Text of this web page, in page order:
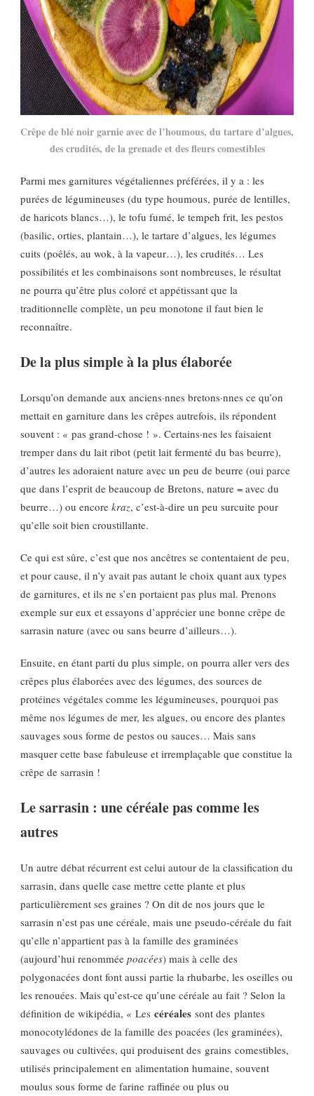
Crêpe de blé noir garnie avec de l’houmous, du tartare d’algues,
des crudités, de la grenade et des fleurs comestibles
Parmi mes garnitures végétaliennes préférées, il y a : les
purées de légumineuses (du type houmous, purée de lentilles,
de haricots blancs…), le tofu fumé, le tempeh frit, les pestos
(basilic, orties, plantain…), le tartare d’algues, les légumes
cuits (poêlés, au wok, à la vapeur…), les crudités… Les
possibilités et les combinaisons sont nombreuses, le résultat
ne pourra qu’être plus coloré et appétissant que la
traditionnelle complète, un peu monotone il faut bien le
reconnaître.
De la plus simple à la plus élaborée
Lorsqu’on demande aux anciens·nnes bretons·nnes ce qu’on
mettait en garniture dans les crêpes autrefois, ils répondent
souvent : « pas grand-chose ! ». Certains·nes les faisaient
tremper dans du lait ribot (petit lait fermenté du bas beurre),
d’autres les adoraient nature avec un peu de beurre (oui parce
que dans l’esprit de beaucoup de Bretons, nature = avec du
beurre…) ou encore kraz, c’est-à-dire un peu surcuite pour
qu’elle soit bien croustillante.
Ce qui est sûre, c’est que nos ancêtres se contentaient de peu,
et pour cause, il n’y avait pas autant le choix quant aux types
de garnitures, et ils ne s’en portaient pas plus mal. Prenons
exemple sur eux et essayons d’apprécier une bonne crêpe de
sarrasin nature (avec ou sans beurre d’ailleurs…).
Ensuite, en étant parti du plus simple, on pourra aller vers des
crêpes plus élaborées avec des légumes, des sources de
protéines végétales comme les légumineuses, pourquoi pas
même nos légumes de mer, les algues, ou encore des plantes
sauvages sous forme de pestos ou sauces… Mais sans
masquer cette base fabuleuse et irremplaçable que constitue la
crêpe de sarrasin !
Le sarrasin : une céréale pas comme les
autres
Un autre débat récurrent est celui autour de la classification du
sarrasin, dans quelle case mettre cette plante et plus
particulièrement ses graines ? On dit de nos jours que le
sarrasin n’est pas une céréale, mais une pseudo-céréale du fait
qu’elle n’appartient pas à la famille des graminées
(aujourd’hui renommée poacées) mais à celle des
polygonacées dont font aussi partie la rhubarbe, les oseilles ou
les renouées. Mais qu’est-ce qu’une céréale au fait ? Selon la
définition de wikipédia, « Les céréales sont des plantes
monocotylédones de la famille des poacées (les graminées),
sauvages ou cultivées, qui produisent des grains comestibles,
utilisés principalement en alimentation humaine, souvent
moulus sous forme de farine raffinée ou plus ou